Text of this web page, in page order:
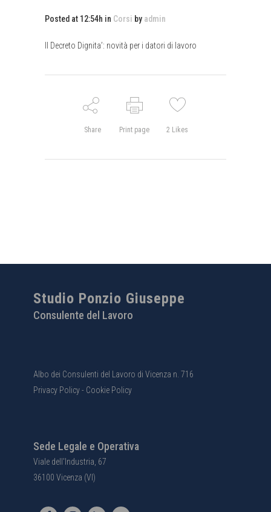
Posted at 12:54h in Corsi by admin
Il Decreto Dignita’: novità per i datori di lavoro
Share Print page 2 Likes
Studio Ponzio Giuseppe
Consulente del Lavoro
Albo dei Consulenti del Lavoro di Vicenza n. 716
Privacy Policy- Cookie Policy
Sede Legale e Operativa
Viale dell'Industria, 67
36100 Vicenza (VI)